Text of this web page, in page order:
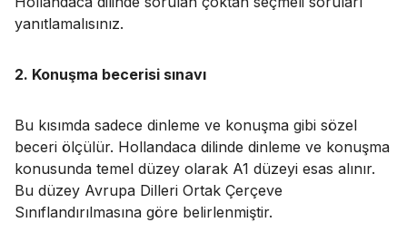
yanıtlamalısınız.
2. Konuşma becerisi sınavı
Bu kısımda sadece dinleme ve konuşma gibi sözel
beceri ölçülür. Hollandaca dilinde dinleme ve konuşma
konusunda temel düzey olarak A1 düzeyi esas alınır.
Bu düzey Avrupa Dilleri Ortak Çerçeve
Sınıflandırılmasına göre belirlenmiştir.